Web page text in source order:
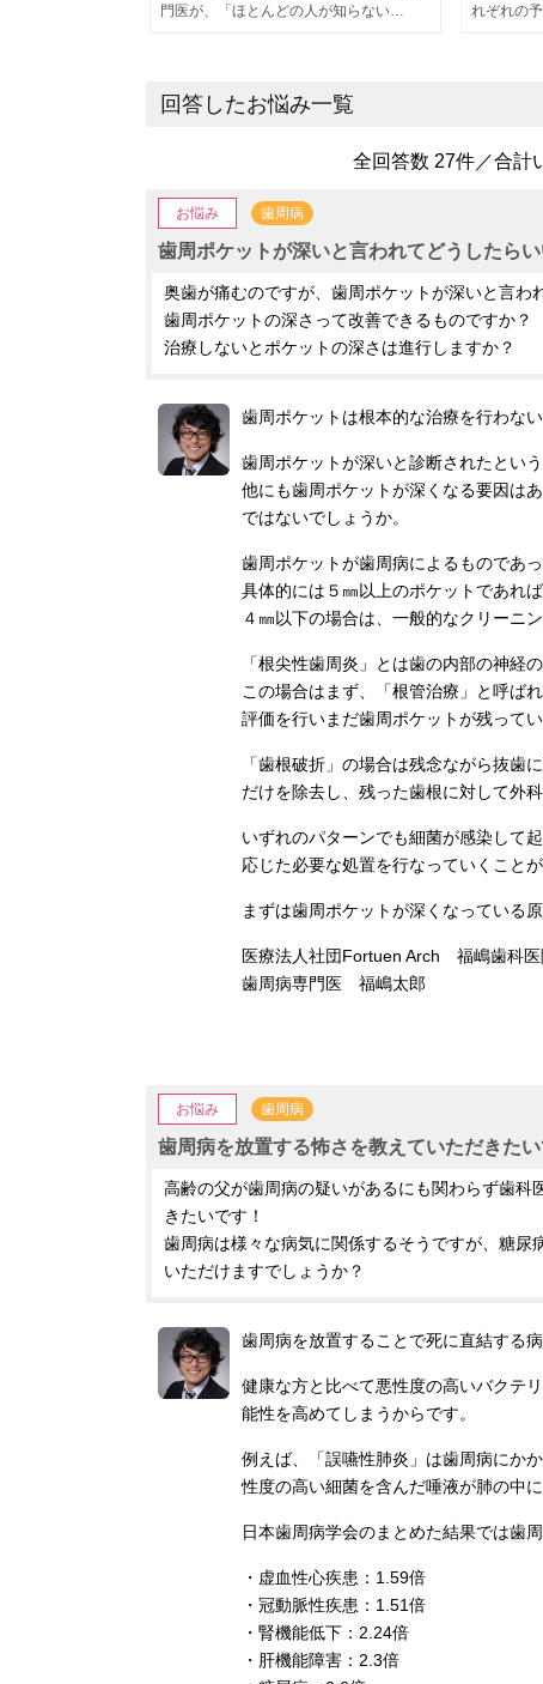
門医が、「ほとんどの人が知らない…
れぞれの
回答したお悩み一覧
全回答数 27件／合計
お悩み 歯周病
歯周ポケットが深いと言われてどうしたらい
奥歯が痛むのですが、歯周ポケットが深いと言わ
歯周ポケットの深さって改善できるものですか？
治療しないとポケットの深さは進行しますか？
歯周ポケットは根本的な治療を行わな
歯周ポケットが深いと診断されたとい
他にも歯周ポケットが深くなる要因は
ではないでしょうか。
歯周ポケットが歯周病によるものであ
具体的には５㎜以上のポケットであれ
４㎜以下の場合は、一般的なクリーニ
「根尖性歯周炎」とは歯の内部の神経
この場合はまず、「根管治療」と呼ば
評価を行いまだ歯周ポケットが残って
「歯根破折」の場合は残念ながら抜歯
だけを除去し、残った歯根に対して外
いずれのパターンでも細菌が感染して
応じた必要な処置を行なっていくことが
まずは歯周ポケットが深くなっている
医療法人社団Fortuen Arch 福嶋歯科医
歯周病専門医 福嶋太郎
お悩み 歯周病
歯周病を放置する怖さを教えていただきたい
高齢の父が歯周病の疑いがあるにも関わらず歯
きたいです！
歯周病は様々な病気に関係するそうですが、糖
いただけますでしょうか？
歯周病を放置することで死に直結する
健康な方と比べて悪性度の高いバクテ
能性を高めてしまうからです。
例えば、「誤嚥性肺炎」は歯周病にか
性度の高い細菌を含んだ唾液が肺の中
日本歯周病学会のまとめた結果では歯
・虚血性心疾患：1.59倍
・冠動脈性疾患：1.51倍
・腎機能低下：2.24倍
・肝機能障害：2.3倍